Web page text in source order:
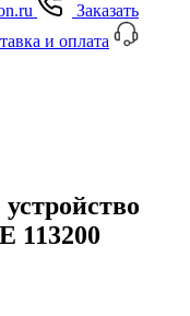
Заказать
и оплата
113200